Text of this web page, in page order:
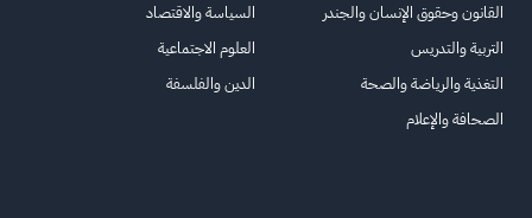
القانون وحقوق الإنسان والجندر
التربية والتدريس
التغذية والرياضة والصحة
الصحافة والإعلام
السياسة والاقتصاد
العلوم الاجتماعية
الدين والفلسفة